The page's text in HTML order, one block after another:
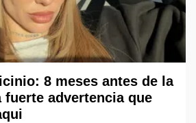
8 meses antes de la
fuerte advertencia que